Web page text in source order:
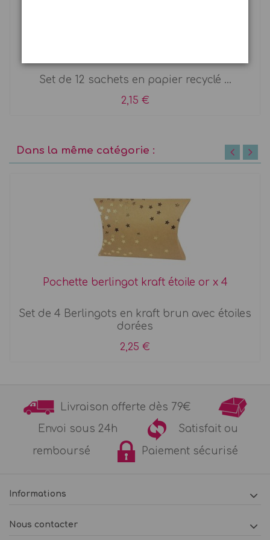
Set de 12 sachets en papier recyclé ...
2,15 €
Dans la même catégorie :
Pochette berlingot kraft étoile or x 4
Set de 4 Berlingots en kraft brun avec étoiles
dorées
2,25 €
Livraison offerte dès 79€
Envoi sous 24h
Satisfait ou
remboursé
Paiement sécurisé
Informations
Nous contacter